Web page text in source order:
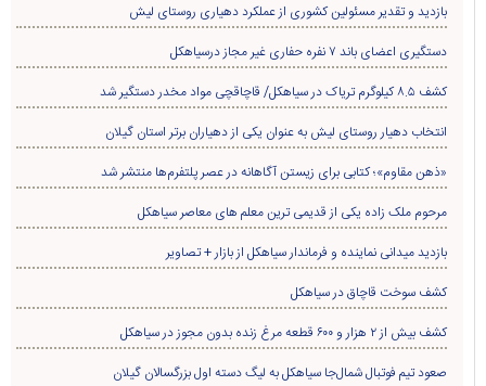
بازدید و تقدیر مسئولین کشوری از عملکرد دهیاری روستای لیش
دستگیری اعضای باند ۷ نفره حفاری غير مجاز درسیاهکل
کشف ۸.۵ کیلوگرم تریاک در سیاهکل/ قاچاقچی مواد مخدر دستگیر شد
انتخاب دهیار روستای لیش به عنوان یکی از دهیاران برتر استان گیلان
«ذهن مقاوم»؛ کتابی برای زیستن آگاهانه در عصر پلتفرم‌ها منتشر شد
مرحوم ملک زاده یکی از قدیمی ترین معلم های معاصر سیاهکل
بازدید میدانی نماینده و فرماندار سیاهکل از بازار + تصاویر
کشف سوخت قاچاق در سياهکل
کشف بیش از ۲ هزار و ۶۰۰ قطعه مرغ زنده بدون مجوز در سیاهکل
صعود تیم فوتبال شمال‌جا‌ سیاهکل به لیگ دسته اول بزرگسالان گیلان